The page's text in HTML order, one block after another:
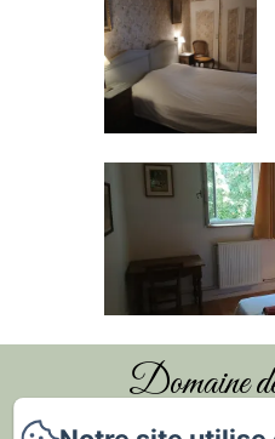
Domaine